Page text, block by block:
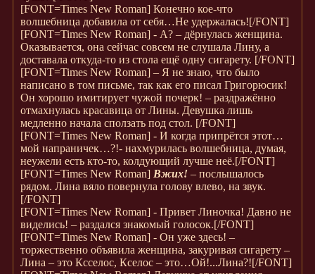
[FONT=Times New Roman] Конечно кое-что
волшебница добавила от себя…Не удержалась![/FONT]
[FONT=Times New Roman] - А? – дёрнулась женщина.
Оказывается, она сейчас совсем не слушала Лину, а
доставала откуда-то из стола ещё одну сигарету. [/FONT]
[FONT=Times New Roman] – Я не знаю, что было
написано в том письме, так как его писал Григорюсик!
Он хорошо имитирует чужой почерк! – раздражённо
отмахнулась красавица от Лины. Девушка лишь
медленно начала сползать под стол. [/FONT]
[FONT=Times New Roman] - И когда припрётся этот…
мой напраничек…?!- нахмурилась волшебница, думая,
неужели есть кто-то, колдующий лучше неё.[/FONT]
[FONT=Times New Roman] Вжих! – послышалось
рядом. Лина вяло повернула голову влево, на звук.
[/FONT]
[FONT=Times New Roman] - Привет Линочка! Давно не
виделись! – раздался знакомый голосок.[/FONT]
[FONT=Times New Roman] - Он уже здесь! –
торжественно объявила женщина, закуривая сигарету –
Лина – это Ксселос, Кселос – это…Ой!...Лина?![/FONT]